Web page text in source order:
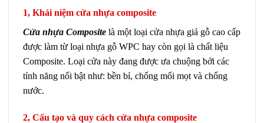
1, Khái niệm cửa nhựa composite
Cửa nhựa Composite là một loại cửa nhựa giả gỗ cao cấp
được làm từ loại nhựa gỗ WPC hay còn gọi là chất liệu
Composite. Loại cửa này đang được ưa chuộng bởi các
tính năng nổi bật như: bền bỉ, chống mối mọt và chống
nước.
2, Cấu tạo và quy cách cửa nhựa composite